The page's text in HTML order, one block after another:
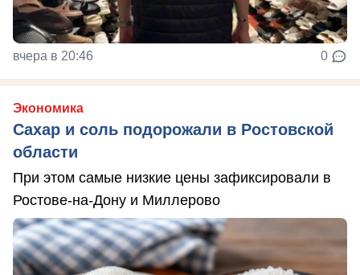
вчера в 20:46 0
Экономика
Сахар и соль подорожали в Ростовской
области
При этом самые низкие цены зафиксировали в
Ростове-на-Дону и Миллерово